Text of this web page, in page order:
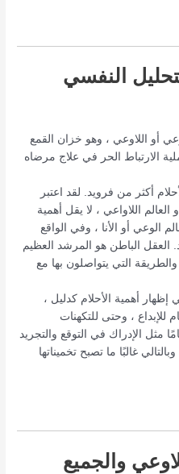
النفسي
أو اللاوعي ، وهو خزان القمع
الارتباط الحر في علاج مرضاه
أكثر من فرويد. لقد اعتبر
اللاواعي ، لا يقل أهمية
الوعي أو الأنا ، وفي الواقع
العقل الباطن هو المرشد العظيم
التي يتواصلون بها مع
أهمية الأحلام كدليل ،
للإبداع ، وحتى للتكهنات
مثل الإدراك في التوقع والتجريد
غالبًا ما تصبح تخميناتها
والجميع